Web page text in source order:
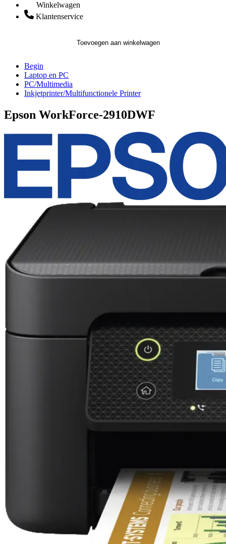
Winkelwagen
Klantenservice
Toevoegen aan winkelwagen
Begin
Laptop en PC
PC/Multimedia
Inkjetprinter/Multifunctionele Printer
Epson WorkForce-2910DWF